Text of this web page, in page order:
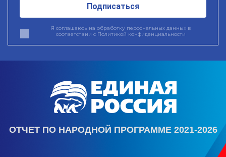
Подписаться
Я соглашаюсь на обработку персональных данных в
соответствии с Политикой конфиденциальности
ОТЧЕТ ПО НАРОДНОЙ ПРОГРАММЕ 2021-2026